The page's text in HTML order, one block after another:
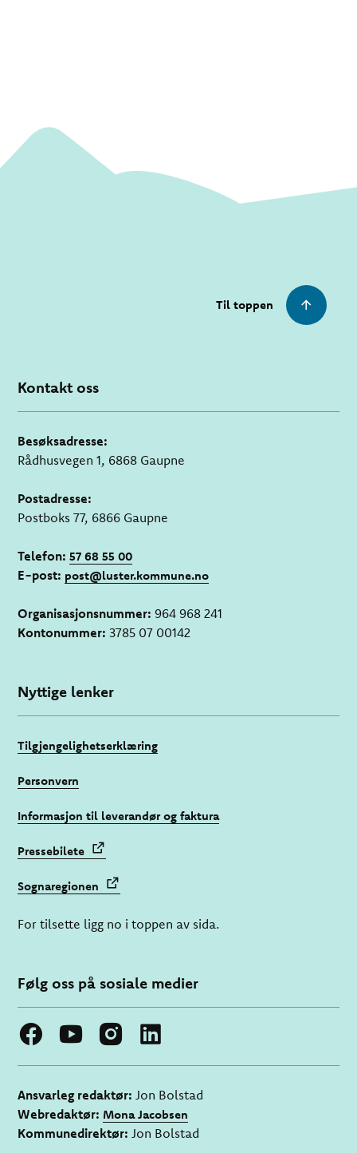
Til toppen
Kontakt oss
Besøksadresse:
Rådhusvegen 1, 6868 Gaupne
Postadresse:
Postboks 77, 6866 Gaupne
Telefon: 57 68 55 00
E-post: post@luster.kommune.no
Organisasjonsnummer: 964 968 241
Kontonummer: 3785 07 00142
Nyttige lenker
Tilgjengelighetserklæring
Personvern
Informasjon til leverandør og faktura
Pressebilete
Sognaregionen
For tilsette ligg no i toppen av sida.
Følg oss på sosiale medier
Ansvarleg redaktør: Jon Bolstad
Webredaktør: Mona Jacobsen
Kommunedirektør: Jon Bolstad